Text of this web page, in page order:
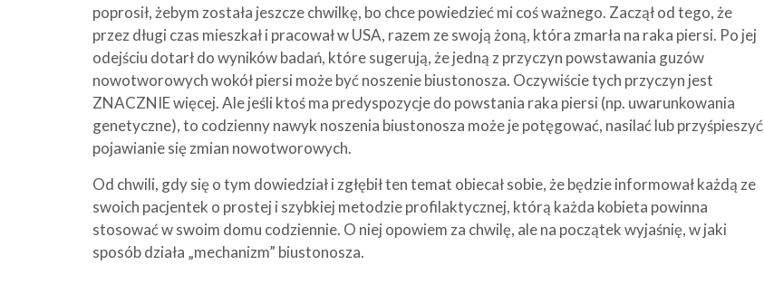
poprosił, żebym została jeszcze chwilkę, bo chce powiedzieć mi coś ważnego. Zaczął od tego, że
przez długi czas mieszkał i pracował w USA, razem ze swoją żoną, która zmarła na raka piersi. Po jej
odejściu dotarł do wyników badań, które sugerują, że jedną z przyczyn powstawania guzów
nowotworowych wokół piersi może być noszenie biustonosza. Oczywiście tych przyczyn jest
ZNACZNIE więcej. Ale jeśli ktoś ma predyspozycje do powstania raka piersi (np. uwarunkowania
genetyczne), to codzienny nawyk noszenia biustonosza może je potęgować, nasilać lub przyśpieszyć
pojawianie się zmian nowotworowych.
Od chwili, gdy się o tym dowiedział i zgłębił ten temat obiecał sobie, że będzie informował każdą ze
swoich pacjentek o prostej i szybkiej metodzie profilaktycznej, którą każda kobieta powinna
stosować w swoim domu codziennie. O niej opowiem za chwilę, ale na początek wyjaśnię, w jaki
sposób działa „mechanizm” biustonosza.